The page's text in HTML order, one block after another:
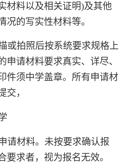
材料以及相关证明)及其他
况的写实性材料等。
或拍照后按系统要求规格上
申请材料要求真实、详尽、
件须中学盖章。所有申请材
交，
请材料。未按要求确认报
要求者，视为报名无效。